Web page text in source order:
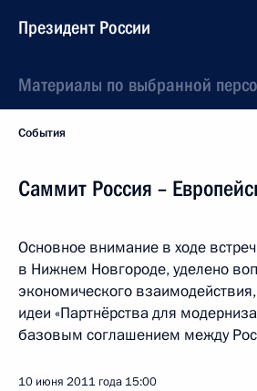
Президент России
Материалы по выбранной
События
Саммит Россия –
Основное внимание в ходе
в Нижнем Новгороде, уделено
экономического
идеи «Партнёрства для
базовым соглашением между
10 июня 2011 года 15:00